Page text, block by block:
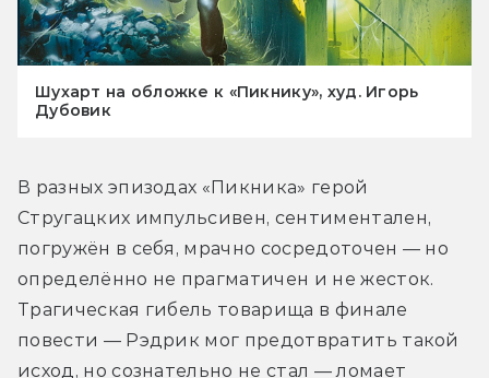
Шухарт на обложке к «Пикнику», худ. Игорь
Дубовик
В разных эпизодах «Пикника» герой
Стругацких импульсивен, сентиментален,
погружён в себя, мрачно сосредоточен — но
определённо не прагматичен и не жесток.
Трагическая гибель товарища в финале
повести — Рэдрик мог предотвратить такой
исход, но сознательно не стал — ломает